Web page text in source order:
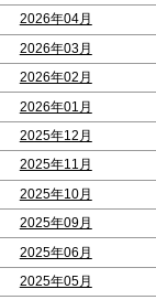
2026年04月
2026年03月
2026年02月
2026年01月
2025年12月
2025年11月
2025年10月
2025年09月
2025年06月
2025年05月